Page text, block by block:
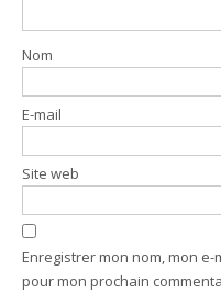
Nom
E-mail
Site web
Enregistrer mon nom, mon
pour mon prochain